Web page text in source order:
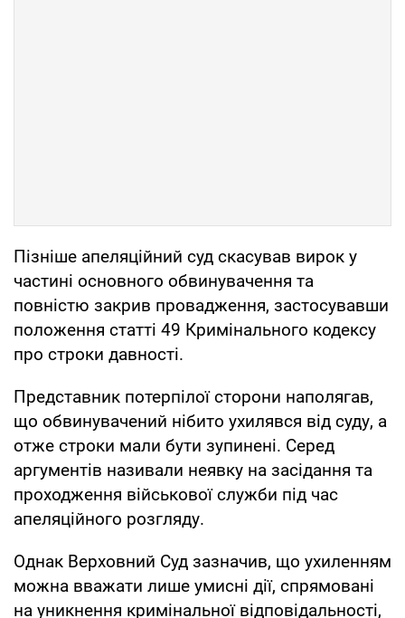
Пізніше апеляційний суд скасував вирок у
частині основного обвинувачення та
повністю закрив провадження, застосувавши
положення статті 49 Кримінального кодексу
про строки давності.
Представник потерпілої сторони наполягав,
що обвинувачений нібито ухилявся від суду, а
отже строки мали бути зупинені. Серед
аргументів називали неявку на засідання та
проходження військової служби під час
апеляційного розгляду.
Однак Верховний Суд зазначив, що ухиленням
можна вважати лише умисні дії, спрямовані
на уникнення кримінальної відповідальності,